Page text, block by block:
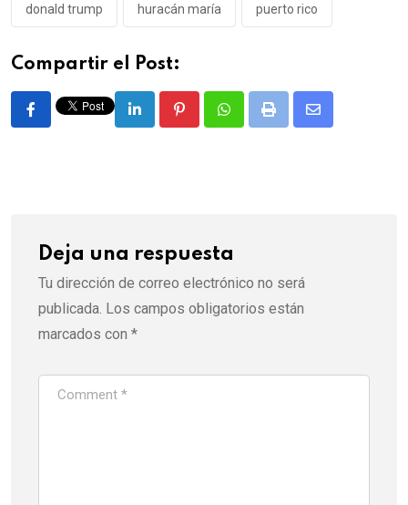
donald trump huracán maría puerto rico
Compartir el Post:
LinkedInPinterestWhatsappPrint
Share
Deja una respuesta
Tu dirección de correo electrónico no será
publicada. Los campos obligatorios están
marcados con *